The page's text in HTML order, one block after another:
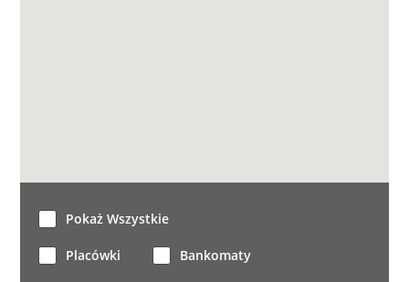
Pokaż Wszystkie
Placówki Bankomaty